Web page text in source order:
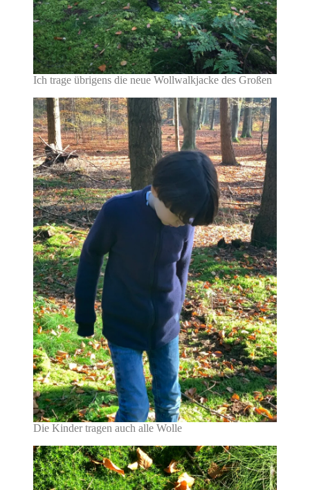
Ich trage übrigens die neue Wollwalkjacke des Großen
Die Kinder tragen auch alle Wolle